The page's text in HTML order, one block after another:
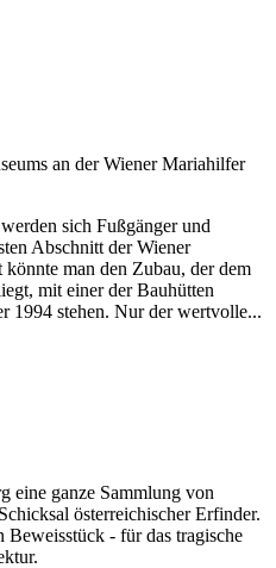
an der Wiener Mariahilfer
sich Fußgänger und
Abschnitt der Wiener
man den Zubau, der dem
mit einer der Bauhütten
1994 stehen. Nur der wertvolle...
eine ganze Sammlung von
österreichischer Erfinder.
Beweisstück - für das tragische